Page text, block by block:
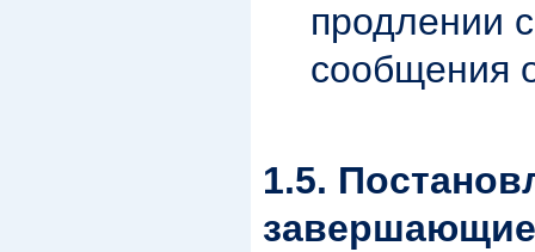
продлении
сообщения
1.5.